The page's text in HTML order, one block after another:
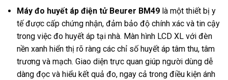
Máy đo huyết áp điện tử Beurer BM49 là một thiết bị y
tế được cấp chứng nhận, đảm bảo độ chính xác và tin cậy
trong việc đo huyết áp tại nhà. Màn hình LCD XL với đèn
nền xanh hiển thị rõ ràng các chỉ số huyết áp tâm thu, tâm
trương và mạch. Giao diện trực quan giúp người dùng dễ
dàng đọc và hiểu kết quả đo, ngay cả trong điều kiện ánh